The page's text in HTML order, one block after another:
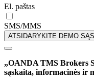
El. paštas
SMS/MMS
ATSIDARYKITE DEMO
„OANDA TMS Brokers
sąskaita, informacinės ir